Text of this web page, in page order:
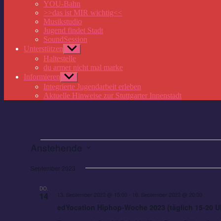
YOU-Bahn
>>das ist MIR wichtig<<
Musikstudio
Jugend findet Stadt
SoundSession
Unterstützen Untermenü
anzeigen
Haltestelle
du armer nicht mal marke
Informieren Untermenü
anzeigen
Integrierte Jugendarbeit erleben
Aktuelle Hinweise zur Stuttgarter Innenstadt
Veranstaltungen
Anstehende
wählen.
September 2023
DO.
14
edYocation Hiphop-Woche 2023 (täglich 15-20
13. September 2023 @ 15:00 16. September 2023 @ 20:00